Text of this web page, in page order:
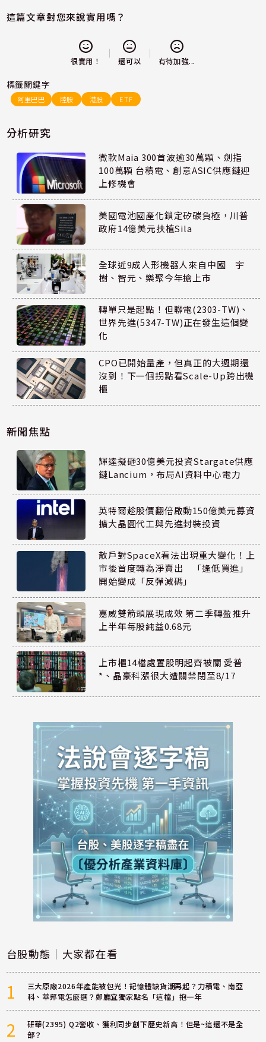
這篇文章對您來說實用嗎？
很實用！ 還可以 有待加強...
標籤關鍵字
阿里巴巴 陸股 港股 ETF
分析研究
微軟Maia 300首波逾30萬顆、劍指
100萬顆 台積電、創意ASIC供應鏈迎
上修機會
美國電池國產化鎖定矽碳負極，川普
政府14億美元扶植Sila
全球近9成人形機器人來自中國 宇
樹、智元、樂聚今年搶上市
轉單只是起點！但聯電(2303-TW)、
世界先進(5347-TW)正在發生這個變
化
CPO已開始量產，但真正的大週期還
沒到！下一個拐點看Scale-Up跨出機
櫃
新聞焦點
輝達擬砸30億美元投資Stargate供應
鏈Lancium，布局AI資料中心電力
英特爾趁股價翻倍啟動150億美元募資
擴大晶圓代工與先進封裝投資
散戶對SpaceX看法出現重大變化！上
市後首度轉為淨賣出 「逢低買進」
開始變成「反彈減碼」
嘉威雙箭頭展現成效 第二季轉盈推升
上半年每股純益0.68元
上市櫃14檔處置股明起齊被關 愛普
*、晶豪科漲很大遭關禁閉至8/17
台股動態｜大家都在看
1
三大原廠2026年產能被包光！記憶體缺貨潮再起？力積電、南亞
科、華邦電怎麼選？鄭廳宜獨家點名「這檔」抱一年
2
研華(2395) Q2營收、獲利同步創下歷史新高！但是~這還不是全
部？